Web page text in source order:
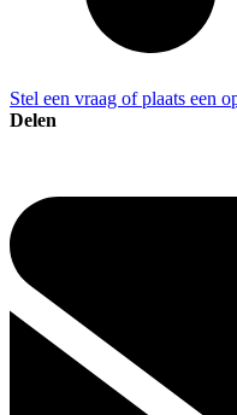
Stel een vraag of plaats een
Delen